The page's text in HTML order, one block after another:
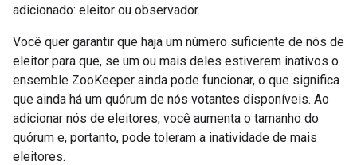
adicionado: eleitor ou observador.
Você quer garantir que haja um número suficiente de nós de
eleitor para que, se um ou mais deles estiverem inativos o
ensemble ZooKeeper ainda pode funcionar, o que significa
que ainda há um quórum de nós votantes disponíveis. Ao
adicionar nós de eleitores, você aumenta o tamanho do
quórum e, portanto, pode toleram a inatividade de mais
eleitores.